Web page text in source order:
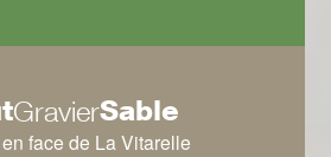
GravierSable
face de La Vitarelle